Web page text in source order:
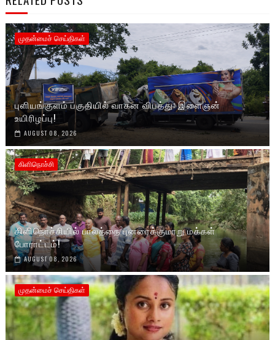
முதன்மைச் செய்திகள்
புளியங்குளம் பகுதியில் வாகன விபத்து: இளைஞன்
உயிரிழப்பு!
AUGUST 08, 2026
கிளிநொச்சி
கிளிநொச்சியில் பாலத்தை புனரைக்குமாறு மக்கள்
போராட்டம்!
AUGUST 08, 2026
முதன்மைச் செய்திகள்